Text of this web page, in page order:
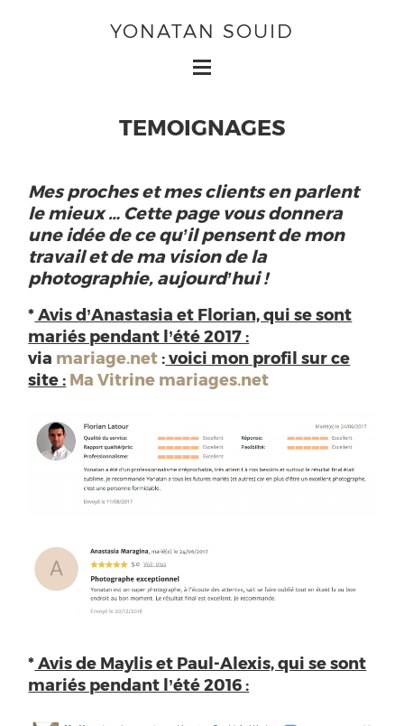
YONATAN SOUID
TEMOIGNAGES
Mes proches et mes clients en parlent
le mieux … Cette page vous donnera
une idée de ce qu’il pensent de mon
travail et de ma vision de la
photographie, aujourd’hui !
* Avis d’Anastasia et Florian, qui se sont
mariés pendant l’été 2017 :
via mariage.net:voici mon profil sur ce
site : Ma Vitrine mariages.net
*Avis de Maylis et Paul-Alexis, qui se sont
mariés pendant l’été 2016 :